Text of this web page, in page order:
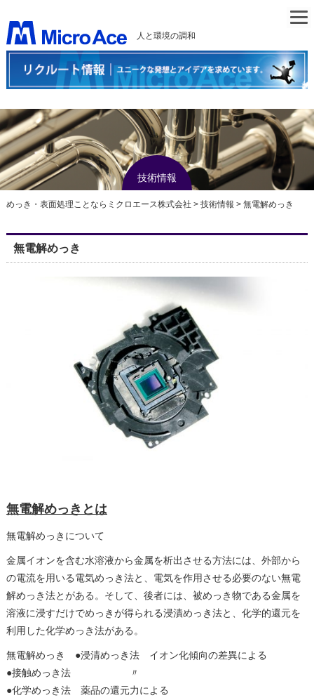
人と環境の調和
技術情報
めっき・表面処理ことならミクロエース株式会社 > 技術情報 > 無電解めっき
無電解めっき
無電解めっきとは
無電解めっきについて
金属イオンを含む水溶液から金属を析出させる方法には、外部から
の電流を用いる電気めっき法と、電気を作用させる必要のない無電
解めっき法とがある。そして、後者には、被めっき物である金属を
溶液に浸すだけでめっきが得られる浸漬めっき法と、化学的還元を
利用した化学めっき法がある。
無電解めっき ●浸清めっき法 イオン化傾向の差異による
●接触めっき法 〃
●化学めっき法 薬品の還元力による